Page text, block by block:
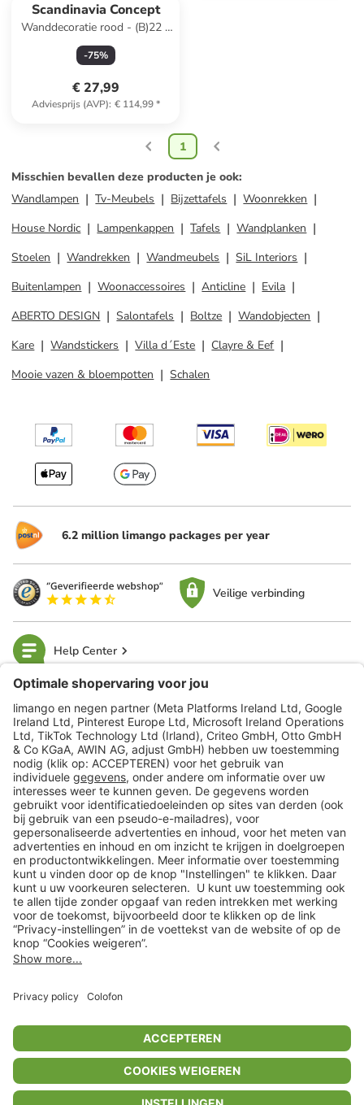
Scandinavia Concept
Wanddecoratie rood - (B)22 x
(H)53 cm
-75%
€ 27,99
Adviesprijs (AVP): € 114,99*
1
Misschien bevallen deze producten je ook:
Wandlampen
Tv-Meubels Bijzettafels
Woonrekken
House Nordic
Lampenkappen Tafels
Wandplanken
Stoelen
Wandrekken Wandmeubels
SiL Interiors
Buitenlampen
Woonaccessoires Anticline
Evila
ABERTO DESIGN
Salontafels Boltze
Wandobjecten
Kare
Wandstickers Villa d´Este
Clayre & Eef
Mooie vazen & bloempotten
Schalen
6.2 million limango packages per year
Veilige verbinding
Help Center
limango
Veilig winkelen
Klantenservice
Shop
Acties
limango.de limango.pl
** Alle prijsopgaven zijn inclusief belasting en exclusief verzendkosten